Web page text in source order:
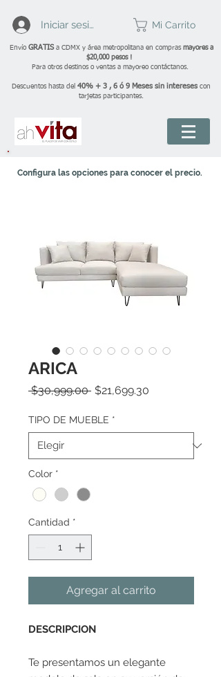
Iniciar sesión Mi Carrito
Envío GRATIS a CDMX y área metropolitana en compras mayores a
$20,000 pesos !
Para otros destinos o ventas a mayoreo contáctanos.
Descuentos hasta del 40% + 3 , 6 ó 9 Meses sin intereses con
tarjetas participantes.
Configura las opciones para conocer el precio.
ARICA
$30,999.00 Precio
$21,699.30
TIPO DE MUEBLE *
Color *
Cantidad *
Agregar al carrito
DESCRIPCION
Te presentamos un elegante